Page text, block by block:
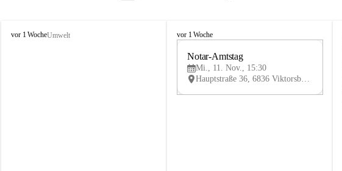
V
vor 1 WocheUmwelt
V
vor 1 Woche
V
Notar-Amtstag
Mi., 11. Nov., 15:30
Hauptstraße 36, 6836 Viktorsberg, AUT